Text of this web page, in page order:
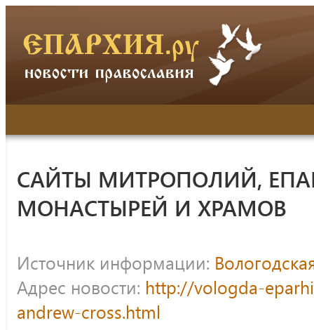
САЙТЫ МИТРОПОЛИЙ,
МОНАСТЫРЕЙ И ХРАМОВ
Источник информации:
Адрес новости: http://vologda-
andrew-cross.html